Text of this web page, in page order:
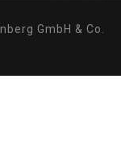
GmbH & Co.